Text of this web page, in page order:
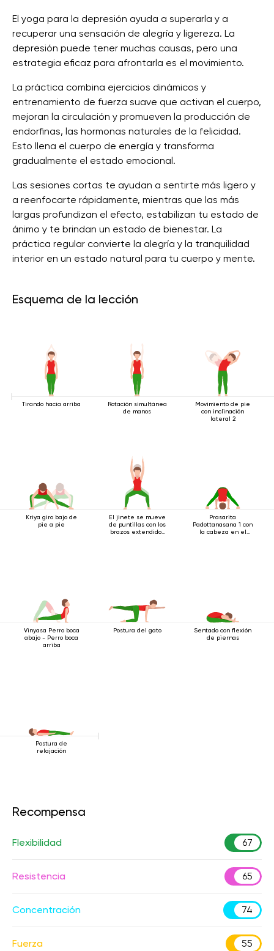
El yoga para la depresión ayuda a superarla y a
recuperar una sensación de alegría y ligereza. La
depresión puede tener muchas causas, pero una
estrategia eficaz para afrontarla es el movimiento.
La práctica combina ejercicios dinámicos y
entrenamiento de fuerza suave que activan el cuerpo,
mejoran la circulación y promueven la producción de
endorfinas, las hormonas naturales de la felicidad.
Esto llena el cuerpo de energía y transforma
gradualmente el estado emocional.
Las sesiones cortas te ayudan a sentirte más ligero y
a reenfocarte rápidamente, mientras que las más
largas profundizan el efecto, estabilizan tu estado de
ánimo y te brindan un estado de bienestar. La
práctica regular convierte la alegría y la tranquilidad
interior en un estado natural para tu cuerpo y mente.
Esquema de la lección
Tirando hacia arriba
Rotación simultánea
de manos
Movimiento de pie
con inclinación
lateral 2
Kriya giro bajo de
pie a pie
El jinete se mueve
de puntillas con los
brazos extendidos
Prasarita
Padottanasana 1 con
la cabeza en el
Vinyasa Perro boca
abajo - Perro boca
arriba
Postura del gato
Sentado con flexión
de piernas
Postura de
relajación
Recompensa
Flexibilidad 67
Resistencia 65
Concentración 74
Fuerza 55